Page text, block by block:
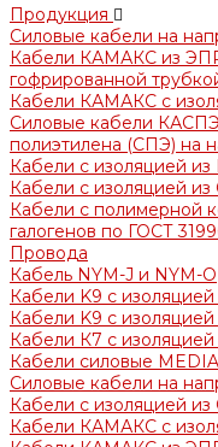
Продукция
Силовые кабели на
Кабели КАМАКС из
гофрированной
Кабели КАМАКС с
Силовые кабели
полиэтилена (СПЭ) на
Кабели с изоляцией
Кабели с изоляцией
Кабели с полимерной
галогенов по ГОСТ
Провода
Кабель NYM-J и NYM-O
Кабели K9 с
Кабели K9 с
Кабели К7 с
Кабели силовые
Силовые кабели на
Кабели с изоляцией
Кабели КАМАКС с